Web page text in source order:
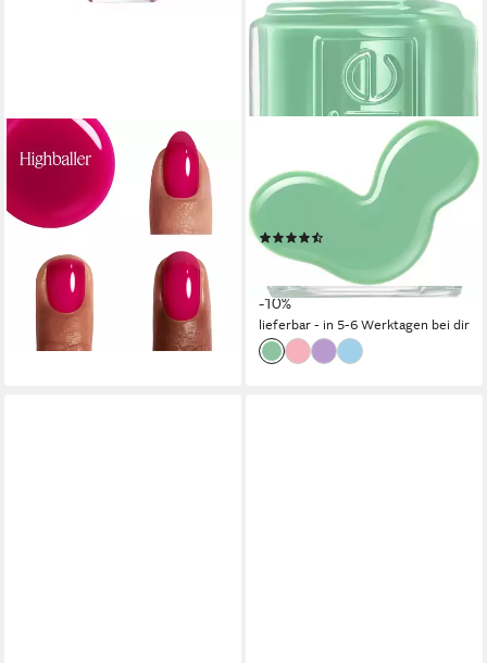
Nagellack Essie Nagellack
(740,00 €/ 1 l)
lieferbar - in 5-6 Werktagen bei dir
Nagellack JELLY GLOSS, von
durchsichtig bis zu einem
8,99 €
(665,93 €/ 1 l)
-10%
lieferbar - in 5-6 Werktagen bei dir